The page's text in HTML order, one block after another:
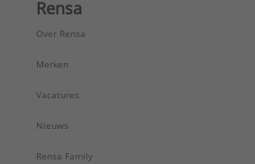
Rensa
Over Rensa
Merken
Vacatures
Nieuws
Rensa Family